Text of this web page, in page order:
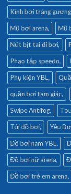
Kính bơi tráng gương
Mũ bơi arena Mũ
Nút bịt tai đi bơi
Phao tập speedo
Phụ kiện YBL
quần bơi tam giác
Swipe Antifog
Túi đồ bơi Yêu
Đồ bơi nam YBL
Đồ bơi nữ arena
Đồ bơi trẻ em arena